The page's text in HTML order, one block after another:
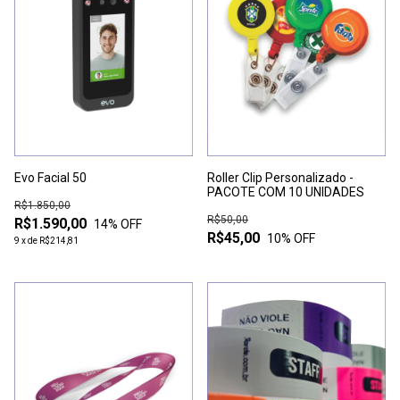
Evo Facial 50
R$1.590,00
R$1.850,00
14% OFF
9 xde R$214,81
Roller Clip Personalizado -
PACOTE COM 10 UNIDADES
R$45,00
R$50,00
10% OFF